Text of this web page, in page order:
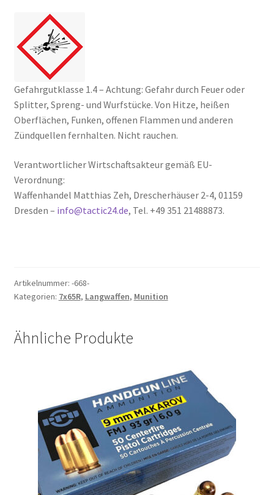
Gefahrgutklasse 1.4 – Achtung: Gefahr durch Feuer oder
Splitter, Spreng- und Wurfstücke. Von Hitze, heißen
Oberflächen, Funken, offenen Flammen und anderen
Zündquellen fernhalten. Nicht rauchen.
Verantwortlicher Wirtschaftsakteur gemäß EU-
Verordnung:
Waffenhandel Matthias Zeh, Drescherhäuser 2-4, 01159
Dresden – info@tactic24.de, Tel. +49 351 21488873.
Artikelnummer: -668-
Kategorien: 7x65R, Langwaffen, Munition
Ähnliche Produkte